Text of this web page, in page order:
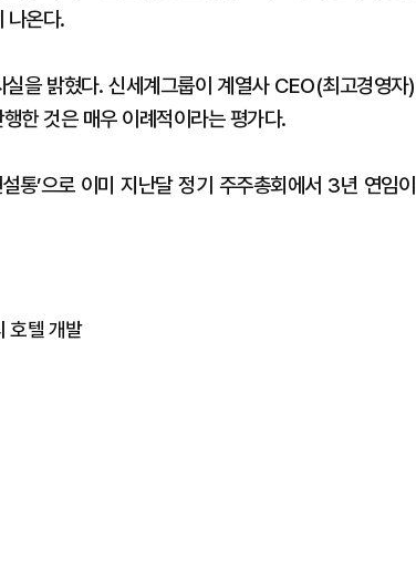
나온다.
을 밝혔다. 신세계그룹이 계열사 CEO(최고경영자)
한 것은 매우 이례적이라는 평가다.
통’으로 이미 지난달 정기 주주총회에서 3년 연임이
호텔 개발